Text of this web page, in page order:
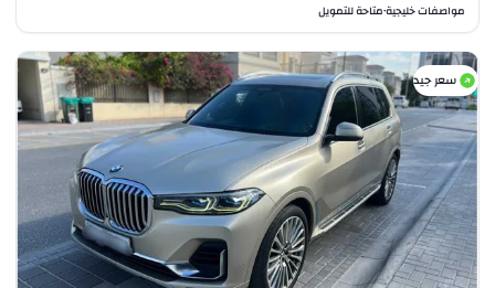
مواصفات خليجية•متاحة للتمويل
سعر جيد